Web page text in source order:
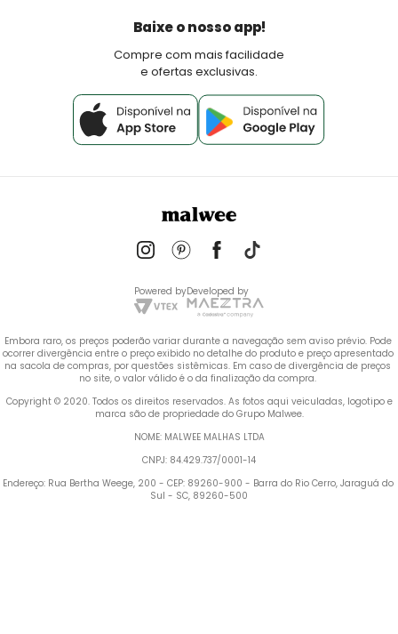
Política de PagamentoBaixe o nosso app!
Compre com mais facilidade
e ofertas exclusivas.
Powered byDeveloped by
Embora raro, os preços poderão variar durante a navegação sem aviso prévio. Pode
ocorrer divergência entre o preço exibido no detalhe do produto e preço apresentado
na sacola de compras, por questões sistêmicas. Em caso de divergência de preços
no site, o valor válido é o da finalização da compra.
marca são de propriedade do Grupo Malwee.
NOME: MALWEE MALHAS LTDA
CNPJ: 84.429.737/0001-14
Endereço: Rua Bertha Weege, 200 - CEP: 89260-900 - Barra do Rio Cerro, Jaraguá do
Sul - SC, 89260-500